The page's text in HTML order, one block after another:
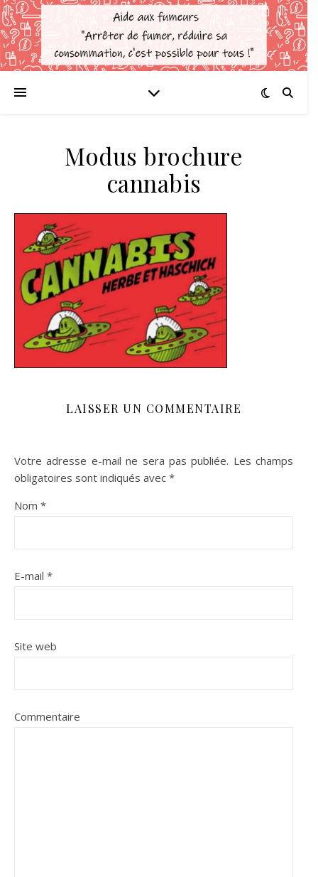
Modus brochure
cannabis
LAISSER UN COMMENTAIRE
Votre adresse e-mail ne sera pas publiée. Les champs
obligatoires sont indiqués avec *
Nom *
E-mail *
Site web
Commentaire